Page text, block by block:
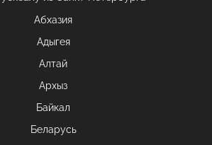
Абхазия
Адыгея
Алтай
Архыз
Байкал
Беларусь